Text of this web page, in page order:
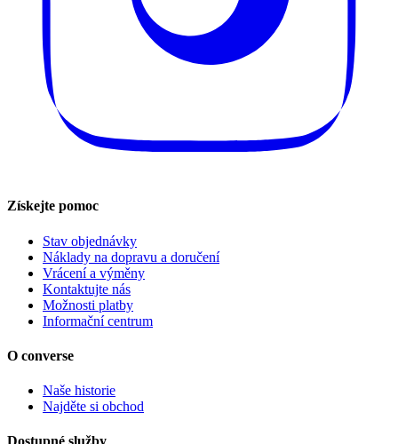
Získejte pomoc
Stav objednávky
Náklady na dopravu a doručení
Vrácení a výměny
Kontaktujte nás
Možnosti platby
Informační centrum
O converse
Naše historie
Najděte si obchod